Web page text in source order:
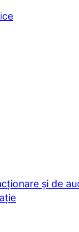
și de